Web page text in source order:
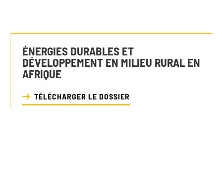
ÉNERGIES DURABLES ET
DÉVELOPPEMENT EN MILIEU RURAL EN
AFRIQUE
TÉLÉCHARGER LE DOSSIER